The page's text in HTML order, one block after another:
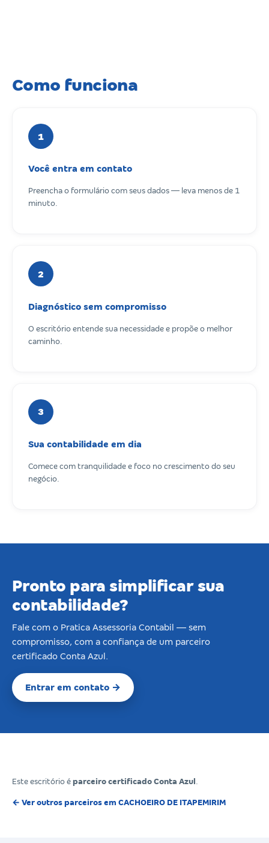
Como funciona
1
Você entra em contato
Preencha o formulário com seus dados — leva menos de 1
minuto.
2
Diagnóstico sem compromisso
O escritório entende sua necessidade e propõe o melhor
caminho.
3
Sua contabilidade em dia
Comece com tranquilidade e foco no crescimento do seu
negócio.
Pronto para simplificar sua
contabilidade?
Fale com o Pratica Assessoria Contabil — sem
compromisso, com a confiança de um parceiro
certificado Conta Azul.
Entrar em contato →
Este escritório é parceiro certificado Conta Azul
← Ver outros parceiros em CACHOEIRO DE ITAPEMIRIM